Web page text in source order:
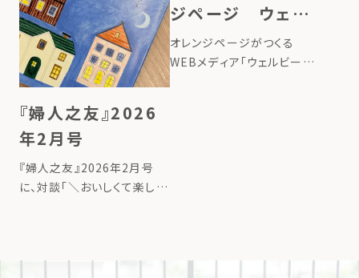
『婦人之友』2026
年2月号
『婦人之友』2026年2月号
に、対談「＼おいしくて楽しい
ジページ ウェル
ビーイング100
オレンジページがつくる
WEBメディア「ウェルビーイ